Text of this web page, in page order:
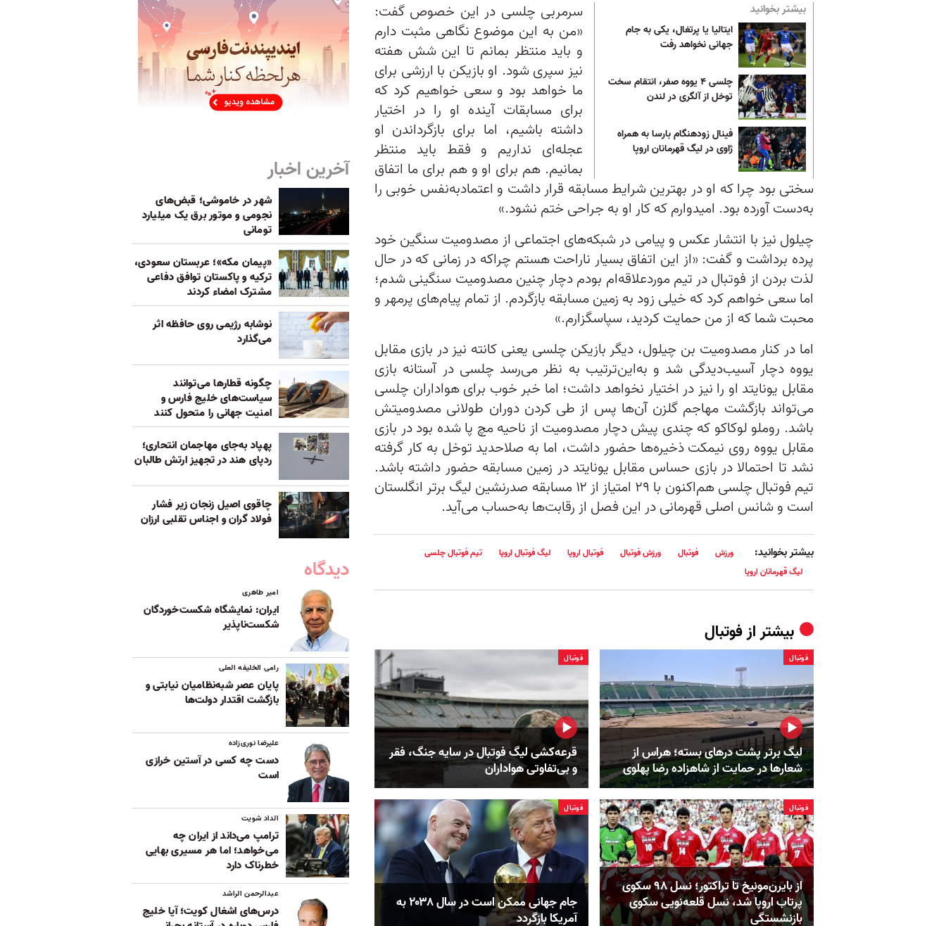
بیشتر بخوانید
ایتالیا یا پرتغال، یکی به جام
جهانی نخواهد رفت
چلسی ۴ یووه صفر، انتقام سخت
توخل از آلگری در لندن
فینال زودهنگام بارسا به همراه
ژاوی در لیگ قهرمانان اروپا
سرمربی چلسی در این خصوص گفت:
«من به این موضوع نگاهی مثبت دارم
و باید منتظر بمانم تا این شش هفته
نیز سپری شود. او بازیکن با ارزشی برای
ما خواهد بود و سعی خواهیم کرد که
برای مسابقات آینده او را در اختیار
داشته باشیم، اما برای بازگرداندن او
عجله‌ای نداریم و فقط باید منتظر
بمانیم. هم برای او و هم برای ما اتفاق
سختی بود چرا که او در بهترین شرایط مسابقه قرار داشت و اعتمادبه‌نفس خوبی را
به‌دست آورده بود. امیدوارم که کار او به جراحی ختم نشود.»
چیلول نیز با انتشار عکس و پیامی در شبکه‌های اجتماعی از مصدومیت سنگین خود
پرده برداشت و گفت: «از این اتفاق بسیار ناراحت هستم چراکه در زمانی که در حال
لذت بردن از فوتبال در تیم موردعلاقه‌ام بودم دچار چنین مصدومیت سنگینی شدم؛
اما سعی خواهم کرد که خیلی زود به زمین مسابقه بازگردم. از تمام پیام‌های پرمهر و
محبت شما که از من حمایت کردید، سپاسگزارم.»
اما در کنار مصدومیت بن چیلول، دیگر بازیکن چلسی یعنی کانته نیز در بازی مقابل
یووه دچار آسیب‌دیدگی شد و به‌این‌ترتیب به نظر می‌رسد چلسی در آستانه بازی
مقابل یونایتد او را نیز در اختیار نخواهد داشت؛ اما خبر خوب برای هواداران چلسی
می‌تواند بازگشت مهاجم گلزن آن‌ها پس از طی کردن دوران طولانی مصدومیتش
باشد. روملو لوکاکو که چندی پیش دچار مصدومیت از ناحیه مچ پا شده بود در بازی
مقابل یووه روی نیمکت ذخیره‌ها حضور داشت، اما به صلاحدید توخل به کار گرفته
نشد تا احتمالا در بازی حساس مقابل یونایتد در زمین مسابقه حضور داشته باشد.
تیم فوتبال چلسی هم‌اکنون با ۲۹ امتیاز از ۱۲ مسابقه صدرنشین لیگ برتر انگلستان
است و شانس اصلی قهرمانی در این فصل از رقابت‌ها به‌حساب می‌آید.
بیشتر بخوانید: ورزش فوتبال ورزش فوتبال فوتبال اروپا لیگ فوتبال اروپا
تیم فوتبال چلسی
لیگ قهرمانان اروپا
بیشتر ازفوتبال
فوتبال
لیگ برتر پشت درهای بسته؛ هراس از
شعارها در حمایت از شاهزاده رضا پهلوی
فوتبال
قرعه‌کشی لیگ فوتبال در سایه جنگ، فقر
و بی‌تفاوتی هواداران
فوتبال
از بایرن‌مونیخ تا تراکتور؛ نسل ۹۸ سکوی
پرتاب اروپا شد، نسل قلعه‌نویی سکوی
بازنشستگی
فوتبال
جام جهانی ممکن است در سال ۲۰۳۸ به
آمریکا بازگردد
آخرین اخبار
شهر در خاموشی؛ قبض‌های
نجومی و موتور برق یک میلیارد
تومانی
«پیمان مکه»؛ عربستان سعودی،
ترکیه و پاکستان توافق دفاعی
مشترک امضاء کردند
نوشابه رژیمی روی حافظه اثر
می‌گذارد
چگونه قطارها می‌توانند
سیاست‌های خلیج فارس و
امنیت جهانی را متحول کنند
پهپاد به‌جای مهاجمان انتحاری؛
ردپای هند در تجهیز ارتش طالبان
چاقوی اصیل زنجان زیر فشار
فولاد گران و اجناس تقلبی ارزان
دیدگاه
امیر طاهری
ایران: نمایشگاه شکست‌خوردگان
شکست‌ناپذیر
رامی الخلیفه العلی
پایان عصر شبه‌نظامیان نیابتی و
بازگشت اقتدار دولت‌ها
علیرضا نوری‌زاده
دست چه کسی در آستین خرازی
است
الداد شویت
ترامپ می‌داند از ایران چه
می‌خواهد؛ اما هر مسیری بهایی
خطرناک دارد
عبدالرحمن الراشد
درس‌های اشغال کویت؛ آیا خلیج